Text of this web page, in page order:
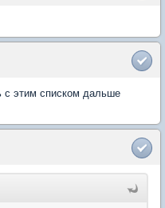
с этим списком дальше